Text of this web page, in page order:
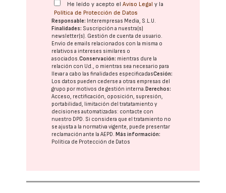
He leído y acepto elAviso Legal y la
Política de Protección de Datos
Responsable: Interempresas Media, S.L.U.
Finalidades: Suscripción a nuestra(s)
newsletter(s). Gestión de cuenta de usuario.
Envío de emails relacionados con la misma o
relativos a intereses similares o
asociados.Conservación: mientras dure la
relación con Ud., o mientras sea necesario para
llevar a cabo las finalidades especificadasCesión:
Los datos pueden cederse a otras empresas del
grupo por motivos de gestión interna. Derechos:
Acceso, rectificación, oposición, supresión,
portabilidad, limitación del tratatamiento y
decisiones automatizadas: contacte con
nuestro DPD. Si considera que el tratamiento no
se ajusta a la normativa vigente, puede presentar
reclamación ante laAEPD. Más información:
Política de Protección de Datos